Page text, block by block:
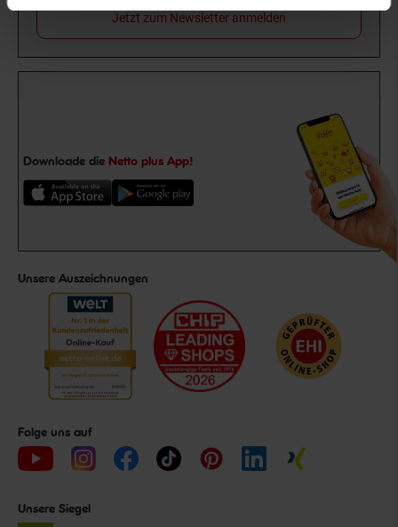
Jetzt zum Newsletter anmelden
Downloade die Netto plus App!
Unsere Auszeichnungen
Folge uns auf
Unsere Siegel